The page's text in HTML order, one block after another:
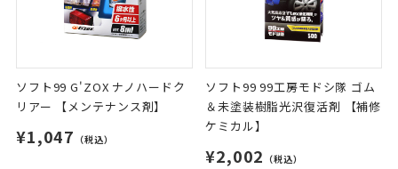
ソフト99 G'ZOX ナノハードク
リアー 【メンテナンス剤】
¥1,047 （税込）
ソフト99 99工房モドシ隊 ゴム
＆未塗装樹脂光沢復活剤 【補修
ケミカル】
¥2,002 （税込）